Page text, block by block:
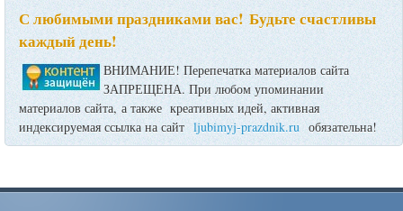
С любимыми праздниками вас! Будьте счастливы
каждый день!
ВНИМАНИЕ! Перепечатка материалов сайта
ЗАПРЕЩЕНА. При любом упоминании
материалов сайта, а также креативных идей, активная
индексируемая ссылка на сайт ljubimyj-prazdnik.ru обязательна!